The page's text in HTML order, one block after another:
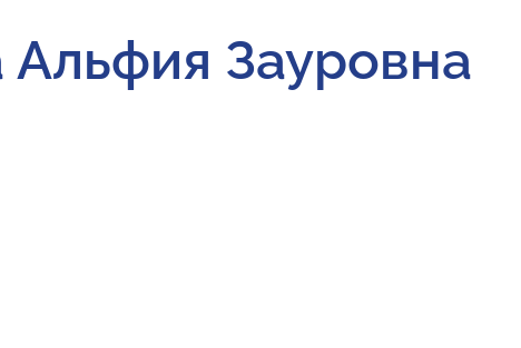
Зауровна